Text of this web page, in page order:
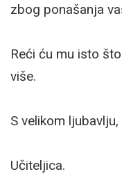
zbog ponašanja
Reći ću mu isto
više.
S velikom ljubavlju,
Učiteljica.